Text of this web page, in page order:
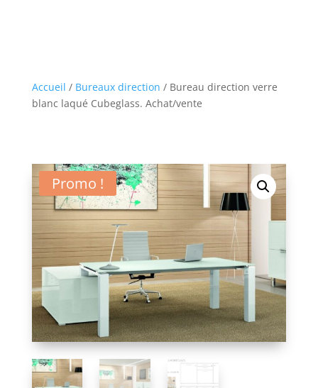
Accueil / Bureaux direction / Bureau direction verre
blanc laqué Cubeglass. Achat/vente
Promo !